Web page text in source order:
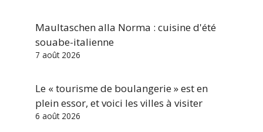
Maultaschen alla Norma : cuisine d'été
souabe-italienne
7 août 2026
Le « tourisme de boulangerie » est en
plein essor, et voici les villes à visiter
6 août 2026